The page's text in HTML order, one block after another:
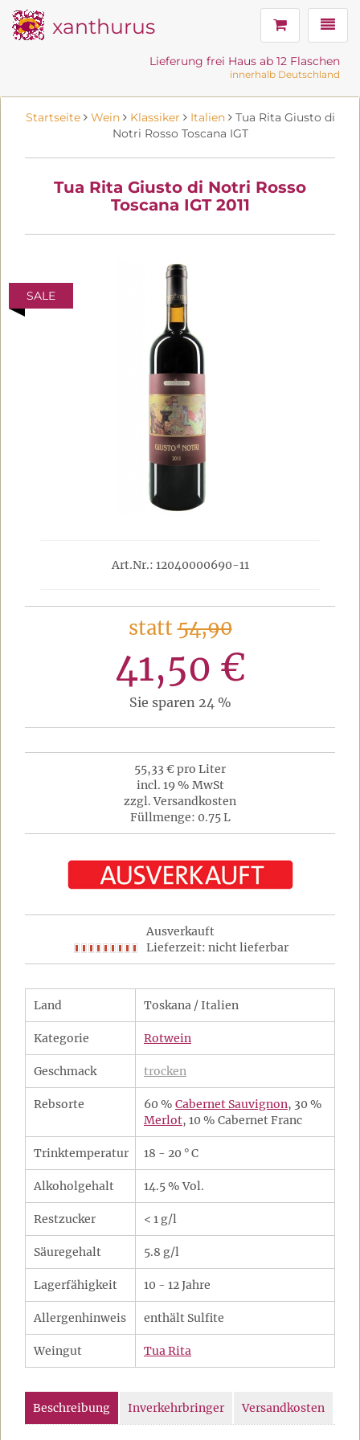
xanthurus
Lieferung frei Haus ab 12 Flaschen
innerhalb Deutschland
Startseite Wein Klassiker Italien Tua Rita Giusto di
Notri Rosso Toscana IGT
Tua Rita Giusto di Notri Rosso
Toscana IGT 2011
SALE
Art.Nr.: 12040000690-11
statt54,90
41,50 €
Sie sparen 24 %
55,33 € pro Liter
incl. 19 % MwSt
zzgl. Versandkosten
Füllmenge: 0.75 L
Ausverkauft
Lieferzeit: nicht lieferbar
Land Toskana / Italien
Kategorie Rotwein
Geschmack trocken
Rebsorte 60 % Cabernet Sauvignon, 30 %
Merlot, 10 % Cabernet Franc
Trinktemperatur 18 - 20 ° C
Alkoholgehalt 14.5 % Vol.
Restzucker < 1 g/l
Säuregehalt 5.8 g/l
Lagerfähigkeit 10 - 12 Jahre
Allergenhinweis enthält Sulfite
Weingut Tua Rita
Beschreibung Inverkehrbringer Versandkosten